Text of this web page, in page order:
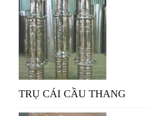
TRỤ CÁI CẦU THANG